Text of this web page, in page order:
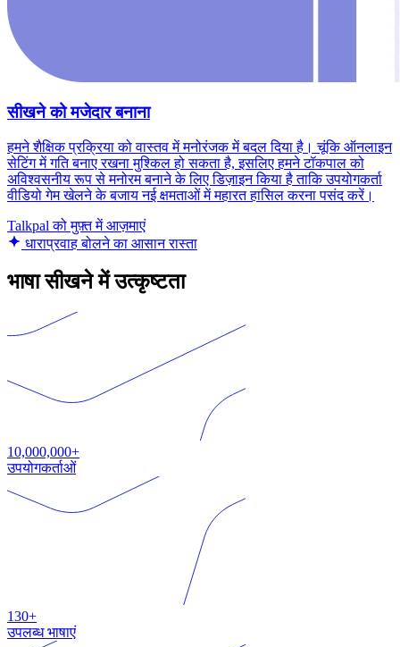
सीखने को मजेदार बनाना
हमने शैक्षिक प्रक्रिया को वास्तव में मनोरंजक में बदल दिया है। चूंकि ऑनलाइन
सेटिंग में गति बनाए रखना मुश्किल हो सकता है, इसलिए हमने टॉकपाल को
अविश्वसनीय रूप से मनोरम बनाने के लिए डिज़ाइन किया है ताकि उपयोगकर्ता
वीडियो गेम खेलने के बजाय नई क्षमताओं में महारत हासिल करना पसंद करें।
Talkpal को मुफ़्त में आज़माएं
धाराप्रवाह बोलने का आसान रास्ता
भाषा सीखने में उत्कृष्टता
10,000,000+
उपयोगकर्ताओं
130+
उपलब्ध भाषाएं